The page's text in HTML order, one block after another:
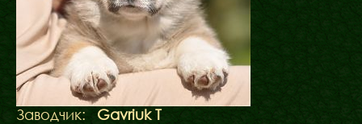
Заводчик: Gavriuk T